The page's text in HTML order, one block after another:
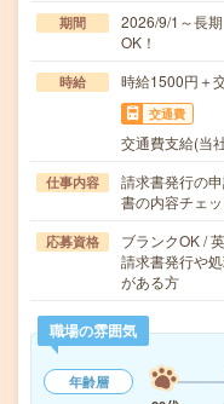
期間
2026/9/1～長
OK！
時給 時給1500円＋
交通費
交通費支給(当
仕事内容
請求書発行の
書の内容チェ
応募資格
ブランクOK /
請求書発行や
がある方
職場の雰囲気
年齢層